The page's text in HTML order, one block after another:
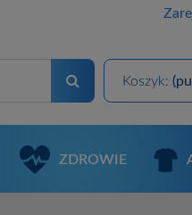
Koszyk:
ZDROWIE